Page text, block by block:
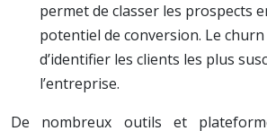
permet de classer les prospects
potentiel de conversion. Le
d’identifier les clients les plus
l’entreprise.
De nombreux outils et